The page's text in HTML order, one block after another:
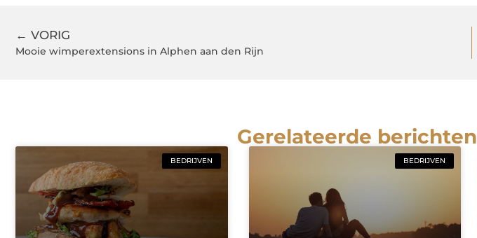
← VORIG
Mooie wimperextensions in Alphen aan den Rijn
Gerelateerde berichten
BEDRIJVEN BEDRIJVEN